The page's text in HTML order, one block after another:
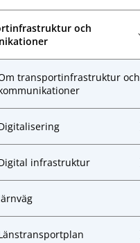
och
transportinfrastruktur och
infrastruktur